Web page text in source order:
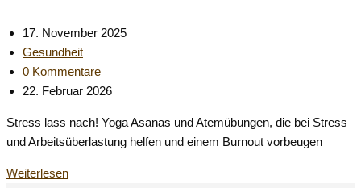
Beitrag
veröffentlicht:
17. November 2025
Beitrags-
Kategorie:
Gesundheit
Beitrags-
Kommentare:
0 Kommentare
Beitrag
geändert
am:
22. Februar 2026
Stress lass nach! Yoga Asanas und Atemübungen, die bei Stress
und Arbeitsüberlastung helfen und einem Burnout vorbeugen
WeiterlesenStress